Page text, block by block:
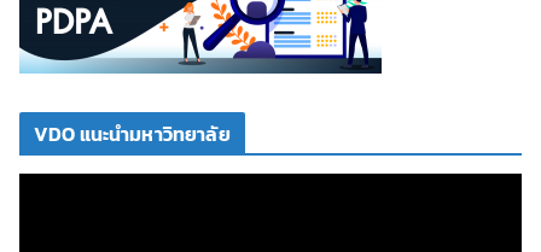
VDO แนะนำมหาวิทยาลัย